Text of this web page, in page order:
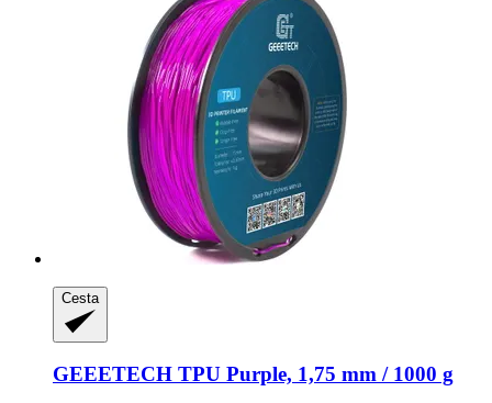
Cesta
GEEETECH TPU Purple, 1,75 mm / 1000 g